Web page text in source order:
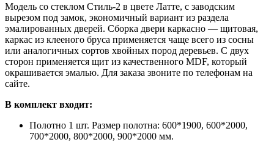
Модель со стеклом Стиль-2 в цвете Латте, с заводским
вырезом под замок, экономичный вариант из раздела
эмалированных дверей. Сборка двери каркасно — щитовая,
каркас из клееного бруса применяется чаще всего из сосны
или аналогичных сортов хвойных пород деревьев. С двух
сторон применяется щит из качественного MDF, который
окрашивается эмалью. Для заказа звоните по телефонам на
сайте.
В комплект входит:
Полотно 1 шт. Размер полотна: 600*1900, 600*2000,
700*2000, 800*2000, 900*2000 мм.